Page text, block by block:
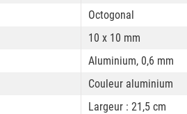
Octogonal
10 x 10 mm
Aluminium, 0,6 mm
Couleur aluminium
Largeur : 21,5 cm